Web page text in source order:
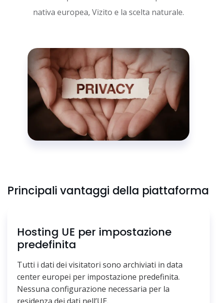
nativa europea, Vizito e la scelta naturale.
Principali vantaggi della piattaforma
Hosting UE per impostazione
predefinita
Tutti i dati dei visitatori sono archiviati in data
center europei per impostazione predefinita.
Nessuna configurazione necessaria per la